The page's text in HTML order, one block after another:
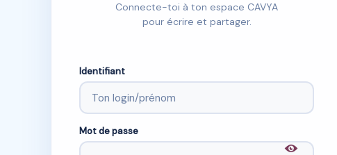
Connecte-toi à ton espace CAVYA
pour écrire et partager.
Identifiant
Mot de passe